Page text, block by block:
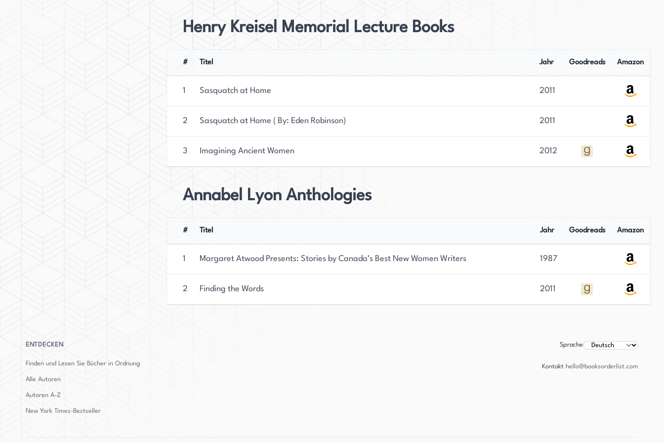
Henry Kreisel Memorial Lecture Books
# Titel Jahr Goodreads Amazon
1 Sasquatch at Home 2011
2 Sasquatch at Home ( By: Eden Robinson) 2011
3 Imagining Ancient Women 2012
Annabel Lyon Anthologies
# Titel Jahr Goodreads Amazon
1 Margaret Atwood Presents: Stories by Canada’s Best New Women Writers 1987
2 Finding the Words 2011
ENTDECKEN
Finden und Lesen Sie Bücher in Ordnung
Alle Autoren
Autoren A-Z
New York Times-Bestseller
Sprache
Kontakt hello@booksorderlist.com